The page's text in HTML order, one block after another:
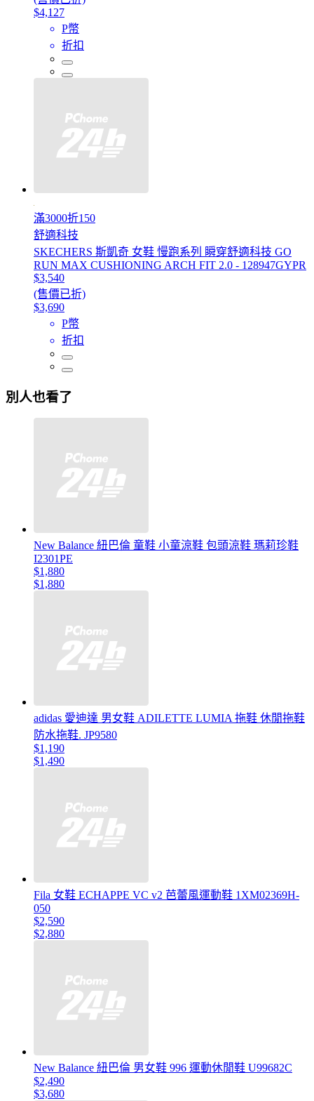
$4,127
P幣
折扣
滿3000折150
舒適科技
SKECHERS 斯凱奇 女鞋 慢跑系列 瞬穿舒適科技 GO
RUN MAX CUSHIONING ARCH FIT 2.0 - 128947GYPR
$3,540
(售價已折)
$3,690
P幣
折扣
別人也看了
New Balance 紐巴倫 童鞋 小童涼鞋 包頭涼鞋 瑪莉珍鞋
I2301PE
$1,880
$1,880
adidas 愛迪達 男女鞋 ADILETTE LUMIA 拖鞋 休閒拖鞋
防水拖鞋. JP9580
$1,190
$1,490
Fila 女鞋 ECHAPPE VC v2 芭蕾風運動鞋 1XM02369H-
050
$2,590
$2,880
New Balance 紐巴倫 男女鞋 996 運動休閒鞋 U99682C
$2,490
$3,680